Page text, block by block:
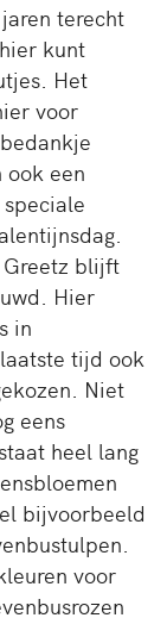
terecht
kunt
Het
voor
ook een
blijft
Hier
in
tijd ook
Niet
eens
heel lang
bijvoorbeeld
voor